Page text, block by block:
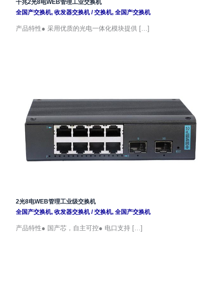
千兆2光8电WEB管理工业交换机
全国产交换机, 收发器交换机/交换机, 全国产交换机
产品特性● 采用优质的光电一体化模块提供 […]
2光8电WEB管理工业级交换机
全国产交换机, 收发器交换机/交换机, 全国产交换机
产品特性● 国产芯，自主可控● 电口支持 […]